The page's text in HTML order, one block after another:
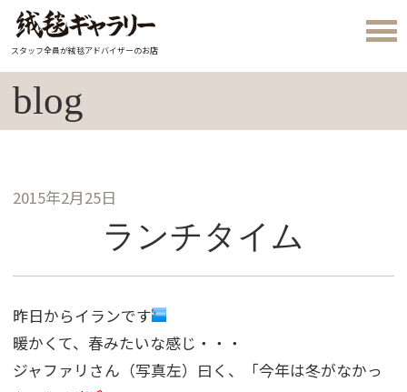
スタッフ全員が絨毯アドバイザーのお店
blog
2015年2月25日
ランチタイム
昨日からイランです
暖かくて、春みたいな感じ・・・
ジャファリさん（写真左）曰く、「今年は冬がなかっ